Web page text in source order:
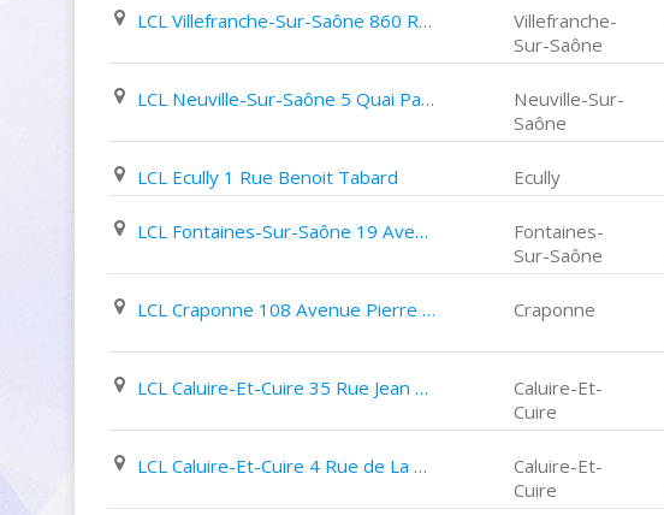
LCL Villefranche-Sur-Saône 860 Rue Nationale
Villefranche-
Sur-Saône
LCL Neuville-Sur-Saône 5 Quai Pasteur
Neuville-Sur-
Saône
LCL Ecully 1 Rue Benoit Tabard Ecully
LCL Fontaines-Sur-Saône 19 Avenue Simon Rousseau
Fontaines-
Sur-Saône
LCL Craponne 108 Avenue Pierre Dumond Craponne
LCL Caluire-Et-Cuire 35 Rue Jean Moulin
Caluire-Et-
Cuire
LCL Caluire-Et-Cuire 4 Rue de La Gare de Cuire
Caluire-Et-
Cuire